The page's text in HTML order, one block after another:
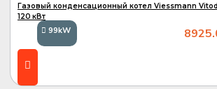
99kW
Газовый конденсационный котел Viessmann
120 кВт